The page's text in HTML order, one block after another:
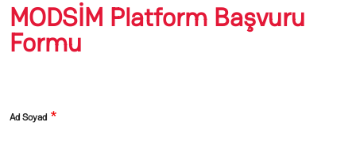
MODSİM Platform Başvuru
Formu
Ad Soyad